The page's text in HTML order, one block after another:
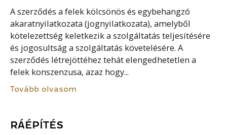
A szerződés a felek kölcsönös és egybehangzó
akaratnyilatkozata (jognyilatkozata), amelyből
kötelezettség keletkezik a szolgáltatás teljesítésére
és jogosultság a szolgáltatás követelésére. A
szerződés létrejöttéhez tehát elengedhetetlen a
felek konszenzusa, azaz hogy...
Tovább olvasom
RÁÉPÍTÉS